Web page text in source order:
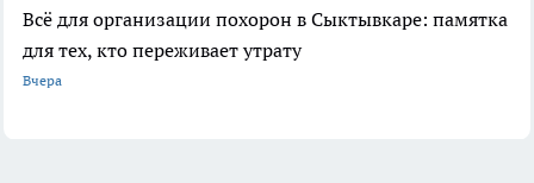
Всё для организации похорон в Сыктывкаре: памятка
для тех, кто переживает утрату
Вчера